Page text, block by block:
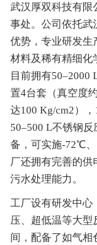
武汉厚双科技有限
事处。公司依托武
优势，专业研发生
材料及稀有精细化
目前拥有50–2000
置4台套（真空度
达100 Kg/cm2）
50–500 L不锈钢
备，可实施-72℃
厂还拥有完善的供
污水处理能力。
工厂设有研发中心
压、超低温等大型
间，配备了如气相